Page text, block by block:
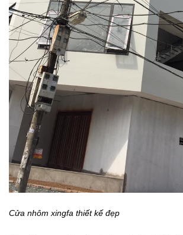
Cửa nhôm xingfa thiết kế đẹp